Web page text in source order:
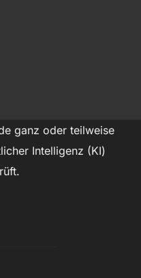
ganz oder teilweise
Intelligenz (KI)